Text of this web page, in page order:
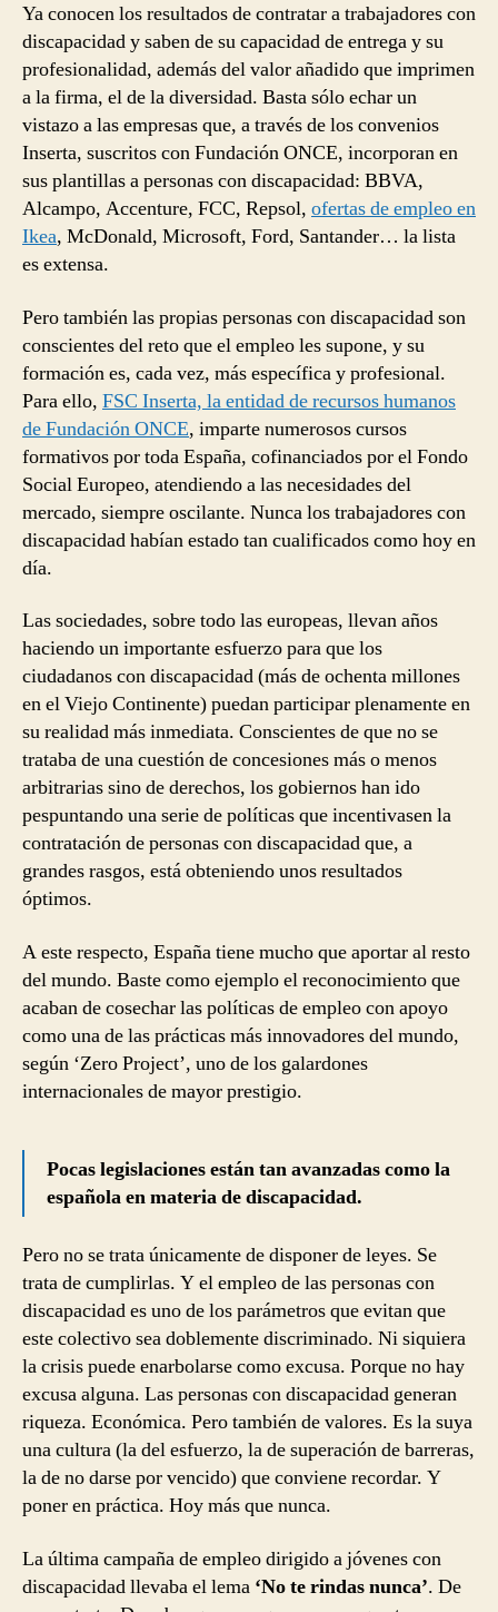
Ya conocen los resultados de contratar a trabajadores con
discapacidad y saben de su capacidad de entrega y su
profesionalidad, además del valor añadido que imprimen
a la firma, el de la diversidad. Basta sólo echar un
vistazo a las empresas que, a través de los convenios
Inserta, suscritos con Fundación ONCE, incorporan en
sus plantillas a personas con discapacidad: BBVA,
Alcampo, Accenture, FCC, Repsol, ofertas de empleo en
Ikea, McDonald, Microsoft, Ford, Santander… la lista
es extensa.
Pero también las propias personas con discapacidad son
conscientes del reto que el empleo les supone, y su
formación es, cada vez, más específica y profesional.
Para ello, FSC Inserta, la entidad de recursos humanos
de Fundación ONCE, imparte numerosos cursos
formativos por toda España, cofinanciados por el Fondo
Social Europeo, atendiendo a las necesidades del
mercado, siempre oscilante. Nunca los trabajadores con
discapacidad habían estado tan cualificados como hoy en
día.
Las sociedades, sobre todo las europeas, llevan años
haciendo un importante esfuerzo para que los
ciudadanos con discapacidad (más de ochenta millones
en el Viejo Continente) puedan participar plenamente en
su realidad más inmediata. Conscientes de que no se
trataba de una cuestión de concesiones más o menos
arbitrarias sino de derechos, los gobiernos han ido
pespuntando una serie de políticas que incentivasen la
contratación de personas con discapacidad que, a
grandes rasgos, está obteniendo unos resultados
óptimos.
A este respecto, España tiene mucho que aportar al resto
del mundo. Baste como ejemplo el reconocimiento que
acaban de cosechar las políticas de empleo con apoyo
como una de las prácticas más innovadores del mundo,
según ‘Zero Project’, uno de los galardones
internacionales de mayor prestigio.
Pocas legislaciones están tan avanzadas como la
española en materia de discapacidad.
Pero no se trata únicamente de disponer de leyes. Se
trata de cumplirlas. Y el empleo de las personas con
discapacidad es uno de los parámetros que evitan que
este colectivo sea doblemente discriminado. Ni siquiera
la crisis puede enarbolarse como excusa. Porque no hay
excusa alguna. Las personas con discapacidad generan
riqueza. Económica. Pero también de valores. Es la suya
una cultura (la del esfuerzo, la de superación de barreras,
la de no darse por vencido) que conviene recordar. Y
poner en práctica. Hoy más que nunca.
La última campaña de empleo dirigido a jóvenes con
discapacidad llevaba el lema ‘No te rindas nunca’. De